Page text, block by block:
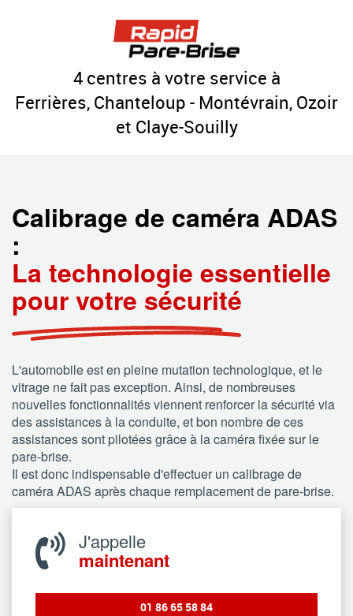
4 centres à votre service à
Ferrières, Chanteloup - Montévrain, Ozoir
et Claye-Souilly
Calibrage de caméra ADAS
:
La technologie essentielle
pour votre sécurité
L'automobile est en pleine mutation technologique, et le
vitrage ne fait pas exception. Ainsi, de nombreuses
nouvelles fonctionnalités viennent renforcer la sécurité via
des assistances à la conduite, et bon nombre de ces
assistances sont pilotées grâce à la caméra fixée sur le
pare-brise.
Il est donc indispensable d'effectuer un calibrage de
caméra ADAS après chaque remplacement de pare-brise.
J'appelle
maintenant
01 86 65 58 84